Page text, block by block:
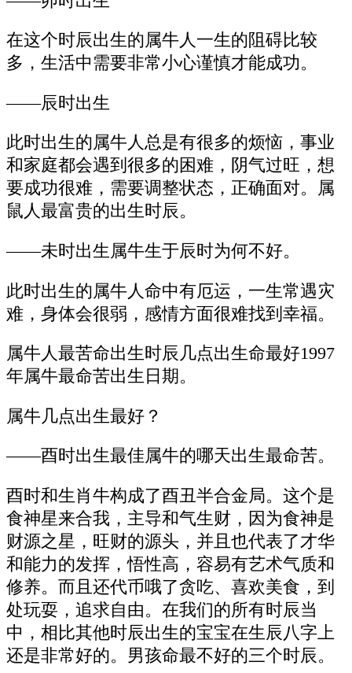
在这个时辰出生的属牛人一生的阻碍比较
多，生活中需要非常小心谨慎才能成功。
——辰时出生
此时出生的属牛人总是有很多的烦恼，事业
和家庭都会遇到很多的困难，阴气过旺，想
要成功很难，需要调整状态，正确面对。属
鼠人最富贵的出生时辰。
——未时出生属牛生于辰时为何不好。
此时出生的属牛人命中有厄运，一生常遇灾
难，身体会很弱，感情方面很难找到幸福。
属牛人最苦命出生时辰几点出生命最好1997
年属牛最命苦出生日期。
属牛几点出生最好？
——酉时出生最佳属牛的哪天出生最命苦。
酉时和生肖牛构成了酉丑半合金局。这个是
食神星来合我，主导和气生财，因为食神是
财源之星，旺财的源头，并且也代表了才华
和能力的发挥，悟性高，容易有艺术气质和
修养。而且还代币哦了贪吃、喜欢美食，到
处玩耍，追求自由。在我们的所有时辰当
中，相比其他时辰出生的宝宝在生辰八字上
还是非常好的。男孩命最不好的三个时辰。